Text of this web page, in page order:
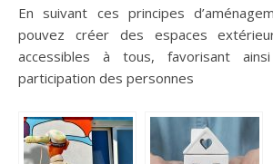
En suivant ces principes
pouvez créer des espaces
accessibles à tous, favorisant
participation des personnes